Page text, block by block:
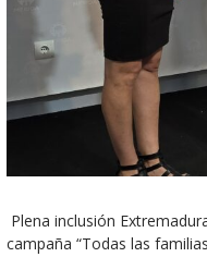
Plena inclusión
campaña “Todas las